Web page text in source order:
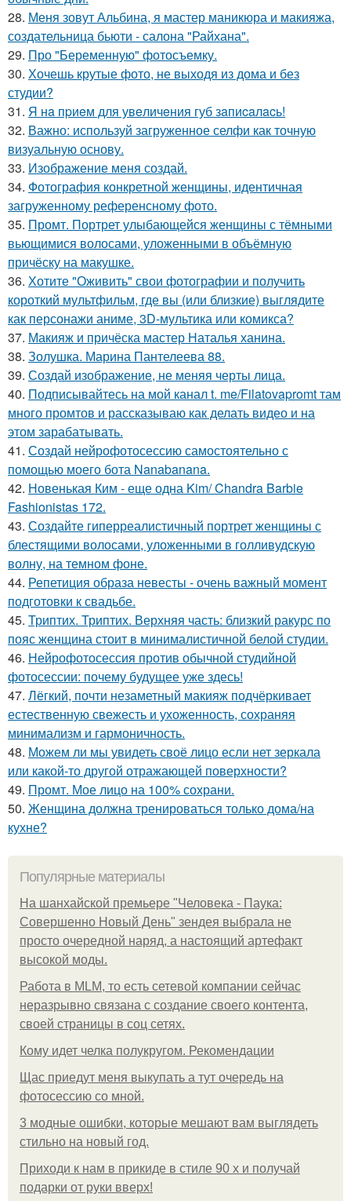
28. Меня зовут Альбина, я мастер маникюра и макияжа,
создательница бьюти - салона "Райхана".
29. Про "Беременную" фотосъемку.
30. Хочешь крутые фото, не выходя из дома и без
студии?
31. Я нa пpиeм для увeличeния губ зaпиcaлacь!
32. Важно: используй загруженное селфи как точную
визуальную основу.
33. Изображение меня создай.
34. Фотография конкретной женщины, идентичная
загруженному референсному фото.
35. Промт. Портрет улыбающейся женщины с тёмными
вьющимися волосами, уложенными в объёмную
причёску на макушке.
36. Хотите "Оживить" свои фотографии и получить
короткий мультфильм, где вы (или близкие) выглядите
как персонажи аниме, 3D-мультика или комикса?
37. Макияж и причёска мастер Наталья ханина.
38. Золушка. Марина Пантелеева 88.
39. Создай изображение, не меняя черты лица.
40. Подписывайтесь на мой канал t. me/Filatovapromt там
много промтов и рассказываю как делать видео и на
этом зарабатывать.
41. Создай нейрофотосессию самостоятельно с
помощью моего бота Nanabanana.
42. Новенькая Ким - еще одна Kim/ Chandra Barbie
Fashionistas 172.
43. Создайте гиперреалистичный портрет женщины с
блестящими волосами, уложенными в голливудскую
волну, на темном фоне.
44. Репетиция образа невесты - очень важный момент
подготовки к свадьбе.
45. Триптих. Триптих. Верхняя часть: близкий ракурс по
пояс женщина стоит в минималистичной белой студии.
46. Нейрофотосессия против обычной студийной
фотосессии: почему будущее уже здесь!
47. Лёгкий, почти незаметный макияж подчёркивает
естественную свежесть и ухоженность, сохраняя
минимализм и гармоничность.
48. Можем ли мы увидеть своё лицо если нет зеркала
или какой-то другой отражающей поверхности?
49. Промт. Мое лицо на 100% сохрани.
50. Женщина должна тренироваться только дома/на
кухне?
Популярные материалы
На шанхайской премьере "Человека - Паука:
Совершенно Новый День" зендея выбрала не
просто очередной наряд, а настоящий артефакт
высокой моды.
Работа в MLM, то есть сетевой компании сейчас
неразрывно связана с создание своего контента,
своей страницы в соц сетях.
Кому идет челка полукругом. Рекомендации
Щас приедут меня выкупать а тут очередь на
фотосессию со мной.
3 модные ошибки, которые мешают вам выглядеть
стильно на новый год.
Приходи к нам в прикиде в стиле 90 х и получай
подарки от руки вверх!